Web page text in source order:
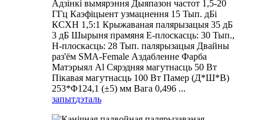
Адзінкі вымярэння Дыяпазон частот 1,5-20
ГГц Каэфіцыент узмацнення 15 Тып. дБі
КСХН 1,5:1 Крыжаваная палярызацыя 35 дБ
3 дБ Шырыня прамяня E-плоскасць: 30 Тып.,
H-плоскасць: 28 Тып. палярызацыя Двайны
раз'ём SMA-Female Аздабленне Фарба
Матэрыял Al Сярэдняя магутнасць 50 Вт
Пікавая магутнасць 100 Вт Памер (Д*Ш*В)
253*Φ124,1 (±5) мм Вага 0,496 ...
запытдэталь